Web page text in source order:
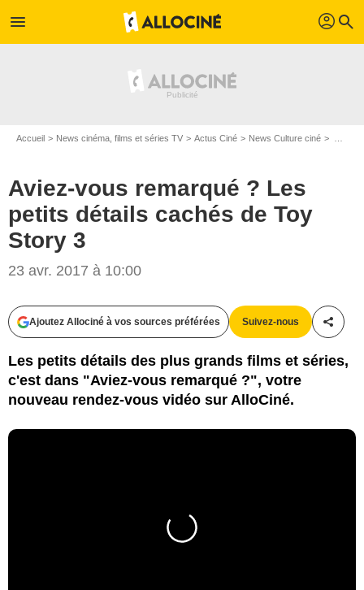
menu profil search
Accueil News cinéma, films et séries TV Actus Ciné News Culture ciné
Aviez-vous remarqué ? Les
petits détails cachés de Toy
Story 3
23 avr. 2017 à 10:00
Ajoutez Allociné à vos sources préférées Suivez-nous
Les petits détails des plus grands films et séries,
c'est dans "Aviez-vous remarqué ?", votre
nouveau rendez-vous vidéo sur AlloCiné.